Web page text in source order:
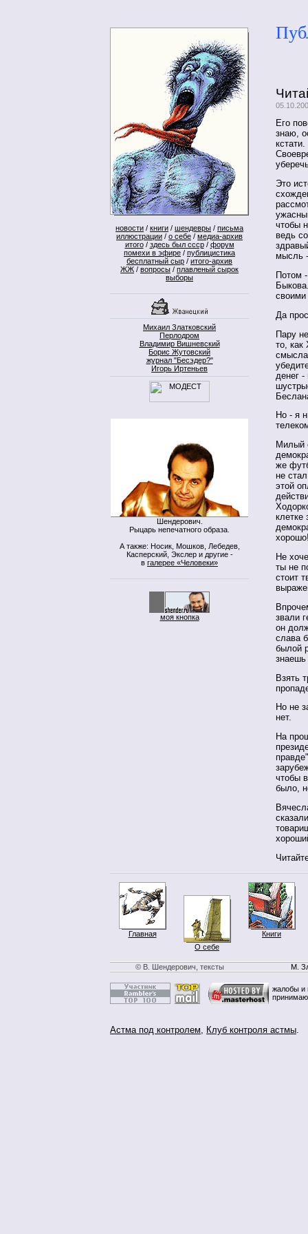
новости / книги / шендевры / письма
иллюстрации / о себе / медиа-архив
итого/ здесь был ссср/ форум
помехи в эфире / публицистика
бесплатный сыр / итого-архив
ЖЖ / вопросы / плавленый сырок
выборы
Михаил Златковский
Перлодром
Владимир Вишневский
Борис Жутовский
журнал "Бесэдер?"
Игорь Иртеньев
Шендерович.
Рыцарь непечатного образа.
А также: Носик, Мошков, Лебедев,
Касперский, Экслер и другие -
в галерее «Человеки»
моя кнопка
Его
знаю,
Это
чтобы
ведь
мысль
Потом
своими
Да
Пару
то, как
смысла
денег
Но - я
Милый
же
не
этой
клетке
Не
ты не
стоит
звали
он
слава
былой
Взять
Но не
нет.
На
чтобы
было,
Главная
О себе
Книги
© В. Шендерович, тексты М.
жалобы и
Астма под контролем, Клуб контроля астмы.